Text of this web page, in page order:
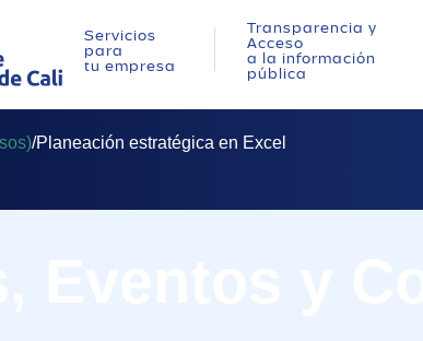
Servicios
para
tu empresa
Transparencia y
Acceso
a la información
pública
/Planeación estratégica en Excel